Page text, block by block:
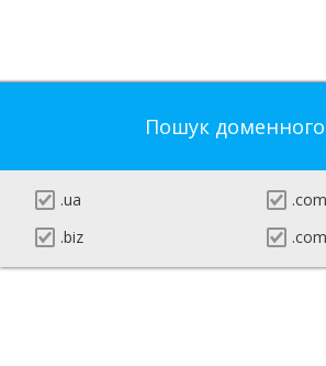
Пошук доменного
.ua
.biz
.com